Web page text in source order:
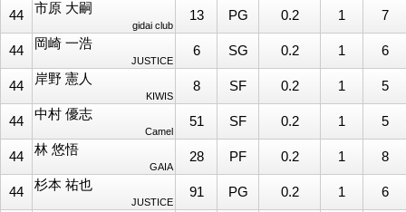
44 市原 大嗣
gidai club
13 PG 0.2 1 7
44 岡崎 一浩
JUSTICE
6 SG 0.2 1 6
44 岸野 憲人
KIWIS
8 SF 0.2 1 5
44 中村 優志
Camel
51 SF 0.2 1 5
44 林 悠悟
GAIA
28 PF 0.2 1 8
44 杉本 祐也
JUSTICE
91 PG 0.2 1 6